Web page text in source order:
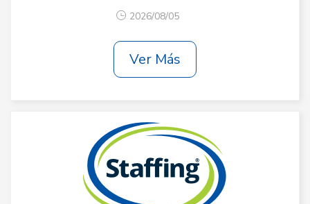
2026/08/05
Ver Más